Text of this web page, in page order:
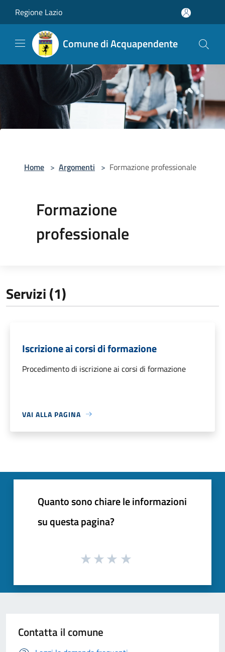
Regione Lazio
Comune di Acquapendente
Home > Argomenti > Formazione professionale
Formazione
professionale
Servizi (1)
Iscrizione ai corsi di formazione
Procedimento di iscrizione ai corsi di formazione
VAI ALLA PAGINA
Quanto sono chiare le informazioni
su questa pagina?
Contatta il comune